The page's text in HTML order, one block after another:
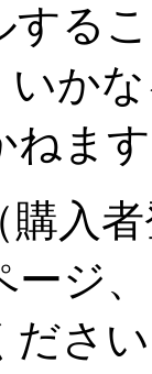
する
いか
ねま
入
ージ
ださ